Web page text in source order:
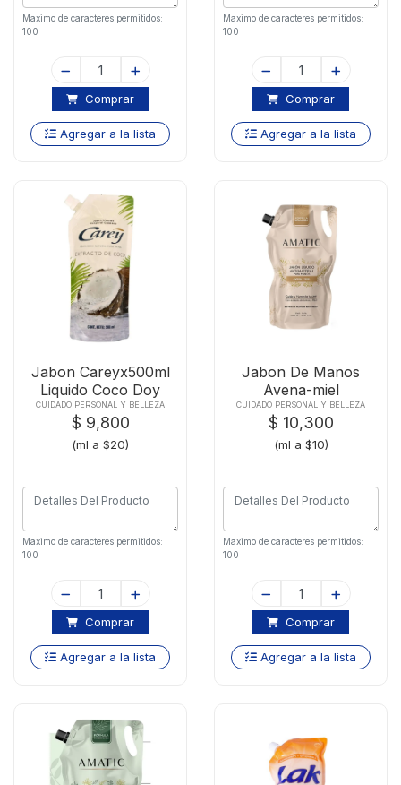
Maximo de caracteres permitidos:
100
Comprar
Agregar a la lista
Maximo de caracteres permitidos:
100
Comprar
Agregar a la lista
Jabon Careyx500ml
Liquido Coco Doy
Pack
CUIDADO PERSONAL Y BELLEZA
$ 9,800
(ml a $20)
Maximo de caracteres permitidos:
100
Comprar
Agregar a la lista
Jabon De Manos
Avena-miel
Amaticx1000
CUIDADO PERSONAL Y BELLEZA
$ 10,300
(ml a $10)
Maximo de caracteres permitidos:
100
Comprar
Agregar a la lista